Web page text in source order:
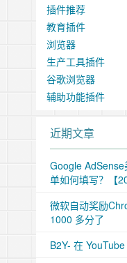
插件推荐
教育插件
浏览器
生产工具插件
谷歌浏览器
辅助功能插件
近期文章
Google
单如何填写？【
微软自动奖励
1000 多分了
B2Y- 在